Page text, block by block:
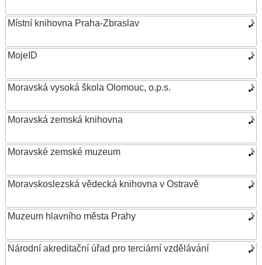
Místní knihovna Praha-Zbraslav
MojeID
Moravská vysoká škola Olomouc, o.p.s.
Moravská zemská knihovna
Moravské zemské muzeum
Moravskoslezská vědecká knihovna v Ostravě
Muzeum hlavního města Prahy
Národní akreditační úřad pro terciární vzdělávání